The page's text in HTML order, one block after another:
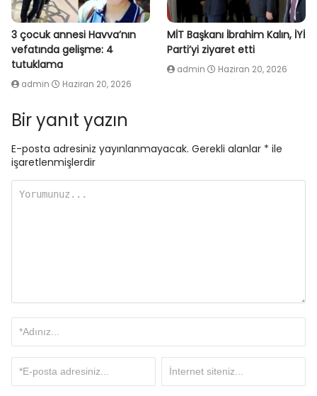
3 çocuk annesi Havva’nın
vefatında gelişme: 4
tutuklama
admin Haziran 20, 2026
MİT Başkanı İbrahim Kalın, İYİ
Parti’yi ziyaret etti
admin Haziran 20, 2026
Bir yanıt yazın
E-posta adresiniz yayınlanmayacak. Gerekli alanlar * ile
işaretlenmişlerdir